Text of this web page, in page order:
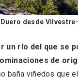
desde
un río del que se
de
baña viñedos que
la
en